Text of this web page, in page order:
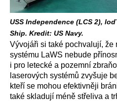
USS Independence (LCS 2),
Ship. Kredit: US Navy.
Vývojáři si také pochvalují, že
systému LaWS nebude
i pro letecké a pozemní
laserových systémů zvyšuje
kteří se mohou efektivněji
také skladují méně střeliva a